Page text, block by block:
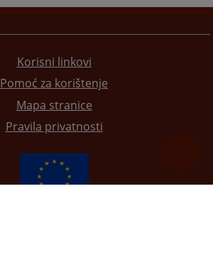
Korisni linkovi
Pomoć za korištenje
Mapa stranice
Pravila privatnosti